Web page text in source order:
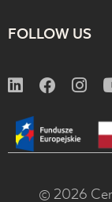
FOLLOW US
© 2026